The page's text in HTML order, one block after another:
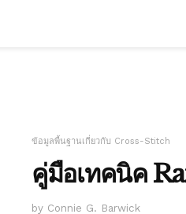
ข้อมูลพื้นฐานเกี่ยวกับ Cross-Stitch
คู่มือเทคนิค
by Connie G. Barwick